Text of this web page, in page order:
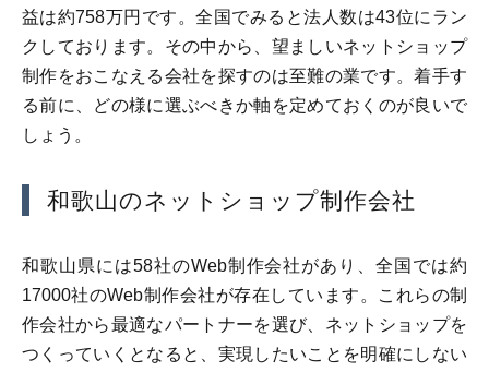
益は約758万円です。全国でみると法人数は43位にラン
クしております。その中から、望ましいネットショップ
制作をおこなえる会社を探すのは至難の業です。着手す
る前に、どの様に選ぶべきか軸を定めておくのが良いで
しょう。
和歌山のネットショップ制作会社
和歌山県には58社のWeb制作会社があり、全国では約
17000社のWeb制作会社が存在しています。これらの制
作会社から最適なパートナーを選び、ネットショップを
つくっていくとなると、実現したいことを明確にしない